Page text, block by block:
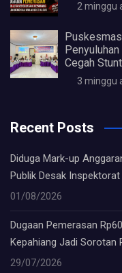
2 minggu
Cegah
3 minggu
Recent Posts
Diduga Mark-up
Publik Desak
01/08/2026
Dugaan Pemerasan
Kepahiang Jadi Sorotan
29/07/2026